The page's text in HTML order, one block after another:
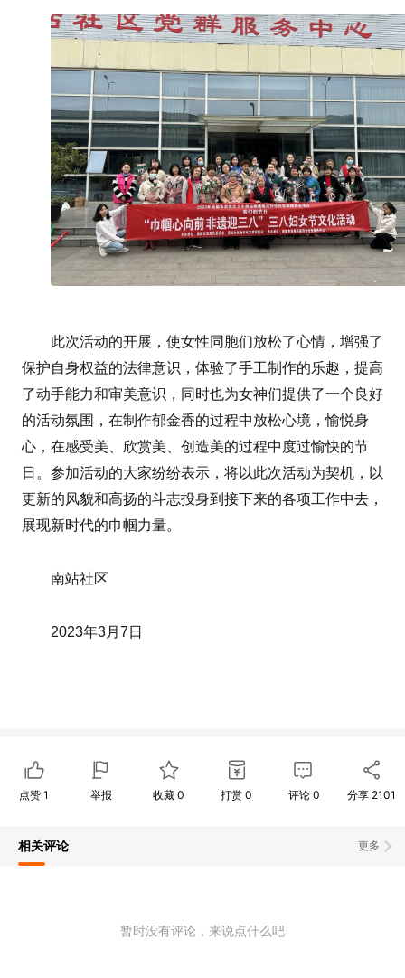
此次活动的开展，使女性同胞们放松了心情，增强了
保护自身权益的法律意识，体验了手工制作的乐趣，提高
了动手能力和审美意识，同时也为女神们提供了一个良好
的活动氛围，在制作郁金香的过程中放松心境，愉悦身
心，在感受美、欣赏美、创造美的过程中度过愉快的节
日。参加活动的大家纷纷表示，将以此次活动为契机，以
更新的风貌和高扬的斗志投身到接下来的各项工作中去，
展现新时代的巾帼力量。
南站社区
2023年3月7日
点赞 1 举报 收藏0 打赏 0 评论 0 分享 2101
更多
相关评论
暂时没有评论，来说点什么吧